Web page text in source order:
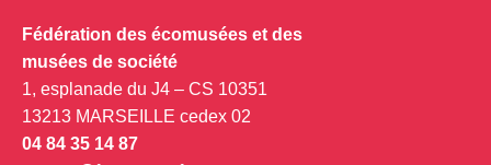
Fédération des écomusées et des
musées de société
1, esplanade du J4 – CS 10351
13213 MARSEILLE cedex 02
04 84 35 14 87